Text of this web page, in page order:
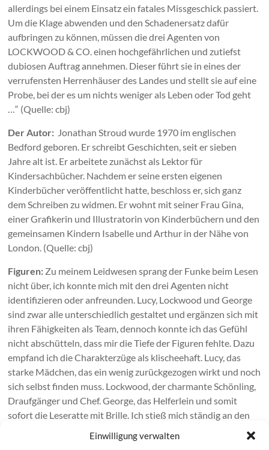
Einwilligung verwalten
allerdings bei einem Einsatz ein fatales Missgeschick passiert.
Um die Klage abwenden und den Schadenersatz dafür
aufbringen zu können, müssen die drei Agenten von
LOCKWOOD & CO. einen hochgefährlichen und zutiefst
dubiosen Auftrag annehmen. Dieser führt sie in eines der
verrufensten Herrenhäuser des Landes und stellt sie auf eine
Probe, bei der es um nichts weniger als Leben oder Tod geht
…“ (Quelle: cbj)
Der Autor: Jonathan Stroud wurde 1970 im englischen
Bedford geboren. Er schreibt Geschichten, seit er sieben
Jahre alt ist. Er arbeitete zunächst als Lektor für
Kindersachbücher. Nachdem er seine ersten eigenen
Kinderbücher veröffentlicht hatte, beschloss er, sich ganz
dem Schreiben zu widmen. Er wohnt mit seiner Frau Gina,
einer Grafikerin und Illustratorin von Kinderbüchern und den
gemeinsamen Kindern Isabelle und Arthur in der Nähe von
London. (Quelle: cbj)
Figuren: Zu meinem Leidwesen sprang der Funke beim Lesen
nicht über, ich konnte mich mit den drei Agenten nicht
identifizieren oder anfreunden. Lucy, Lockwood und George
sind zwar alle unterschiedlich gestaltet und ergänzen sich mit
ihren Fähigkeiten als Team, dennoch konnte ich das Gefühl
nicht abschütteln, dass mir die Tiefe der Figuren fehlte. Dazu
empfand ich die Charakterzüge als klischeehaft. Lucy, das
starke Mädchen, das ein wenig zurückgezogen wirkt und noch
sich selbst finden muss. Lockwood, der charmante Schönling,
Draufgänger und Chef. George, das Helferlein und somit
sofort die Leseratte mit Brille. Ich stieß mich ständig an den
Details. Warum muss George automatisch nicht so attraktiv
und verfressen sein? Welche Agentin, die durch Staub und